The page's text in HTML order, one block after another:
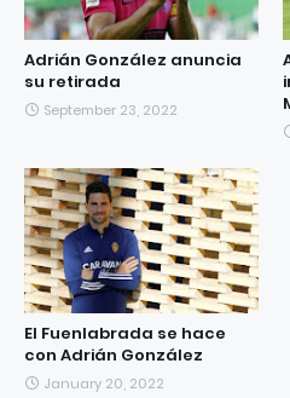
Adrián González anuncia
su retirada
September 23, 2022
El Fuenlabrada se hace
con Adrián González
January 20, 2022